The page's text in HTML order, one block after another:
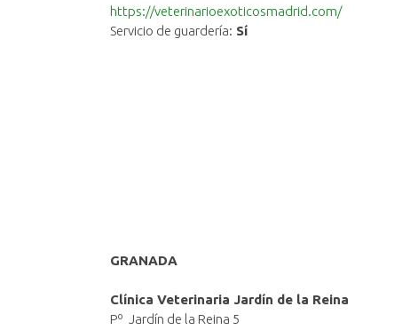
https://veterinarioexoticosmadrid.com/
Servicio de guardería: Sí
GRANADA
Clínica Veterinaria Jardín de la Reina
Pº Jardín de la Reina 5